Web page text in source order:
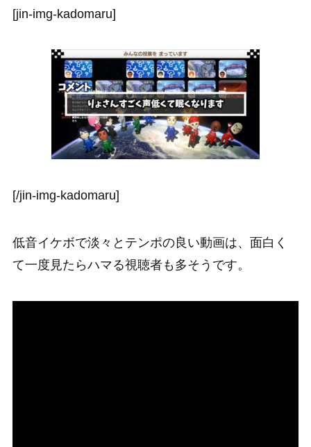
[jin-img-kadomaru]
[/jin-img-kadomaru]
低音イケボで淡々とテンポの良い動画は、面白く
て一度見たらハマる視聴者も多そうです。